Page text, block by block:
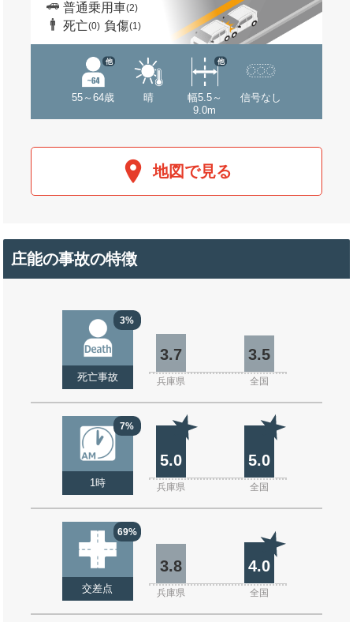
普通乗用車(2)
死亡(0) 負傷(1)
55～64歳
他
晴
幅5.5～
9.0m
他
信号なし
地図で見る
庄能の事故の特徴
3%
死亡事故
3.7 3.5
兵庫県 全国
7%
1時
5.0 5.0
兵庫県 全国
69%
交差点
3.8 4.0
兵庫県 全国